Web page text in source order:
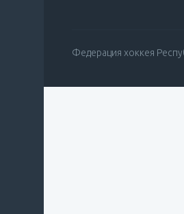
Федерация хоккея